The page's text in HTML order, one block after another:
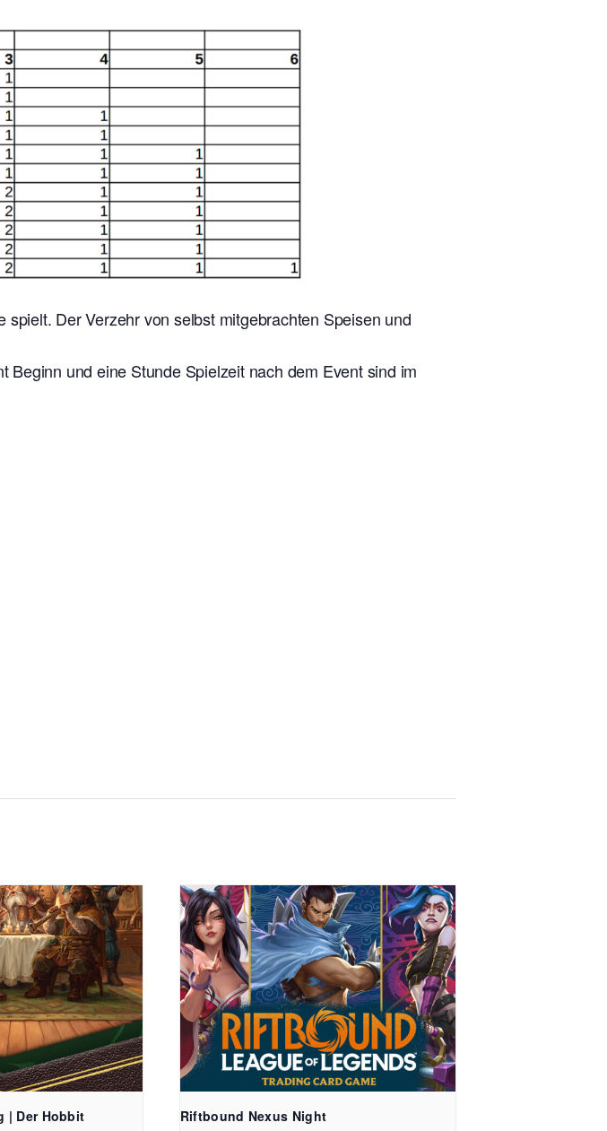
FreiSpiel
Lehener Straße 15, 79106 Freiburg
Der Verzehr von selbst mitgebrachten Speisen und
Beginn und eine Stunde Spielzeit nach dem Event sind im
| Der Hobbit
Riftbound Nexus Night